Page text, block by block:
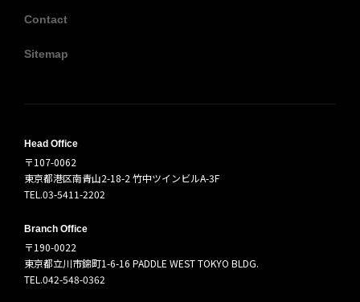
Contact
Sitemap
Head Office
〒107-0062
東京都港区南青山2-18-2 竹中ツインビルA-3F
TEL.03-5411-2202
Branch Office
〒190-0022
東京都立川市錦町1-6-16 PADDLE WEST TOKYO BLDG.
TEL.042-548-0362